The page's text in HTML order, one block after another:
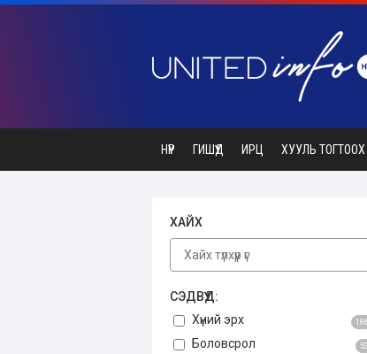
НҮҮР ГИШҮҮД ИРЦ ХУУЛЬ ТОГТООХ
ХАЙХ
СЭДВҮҮД:
Хүний эрх
186
Боловсрол 53